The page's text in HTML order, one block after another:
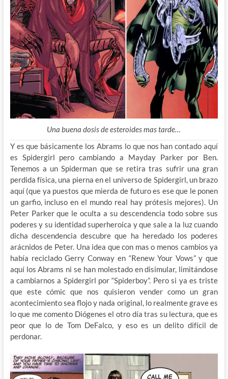
Una buena dosis de esteroides mas tarde…
Y es que básicamente los Abrams lo que nos han contado aquí
es Spidergirl pero cambiando a Mayday Parker por Ben.
Tenemos a un Spiderman que se retira tras sufrir una gran
perdida física, una pierna en el universo de Spidergirl, un brazo
aquí (que ya puestos que mierda de futuro es ese que le ponen
un garfio, incluso en el mundo real hay prótesis mejores). Un
Peter Parker que le oculta a su descendencia todo sobre sus
poderes y su identidad superheroica y que sale a la luz cuando
dicha descendencia descubre que ha heredado los poderes
arácnidos de Peter. Una idea que con mas o menos cambios ya
había reciclado Gerry Conway en “Renew Your Vows” y que
aquí los Abrams ni se han molestado en disimular, limitándose
a cambiarnos a Spidergirl por “Spiderboy”. Pero si ya es triste
que este cómic que nos quisieron vender como un gran
acontecimiento sea flojo y nada original, lo realmente grave es
lo que me comento Diógenes el otro día tras su lectura, que es
peor que lo de Tom DeFalco, y eso es un delito difícil de
perdonar.